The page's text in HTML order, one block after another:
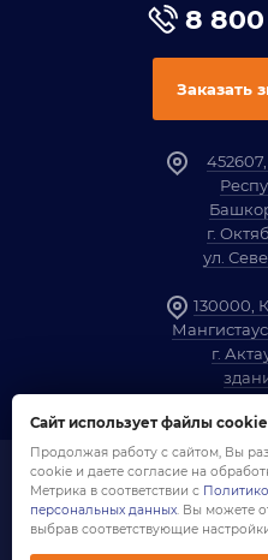
8 800
Заказать
г.
ул.
130000,
г.
1958-2026 ©
Политика обработки
Согласие на
Сайт использует файлы
Продолжая работу с сайтом, Вы
cookie и даете согласие на
Метрика в соответствии с
персональных данных. Вы можете
выбрав соответствующие